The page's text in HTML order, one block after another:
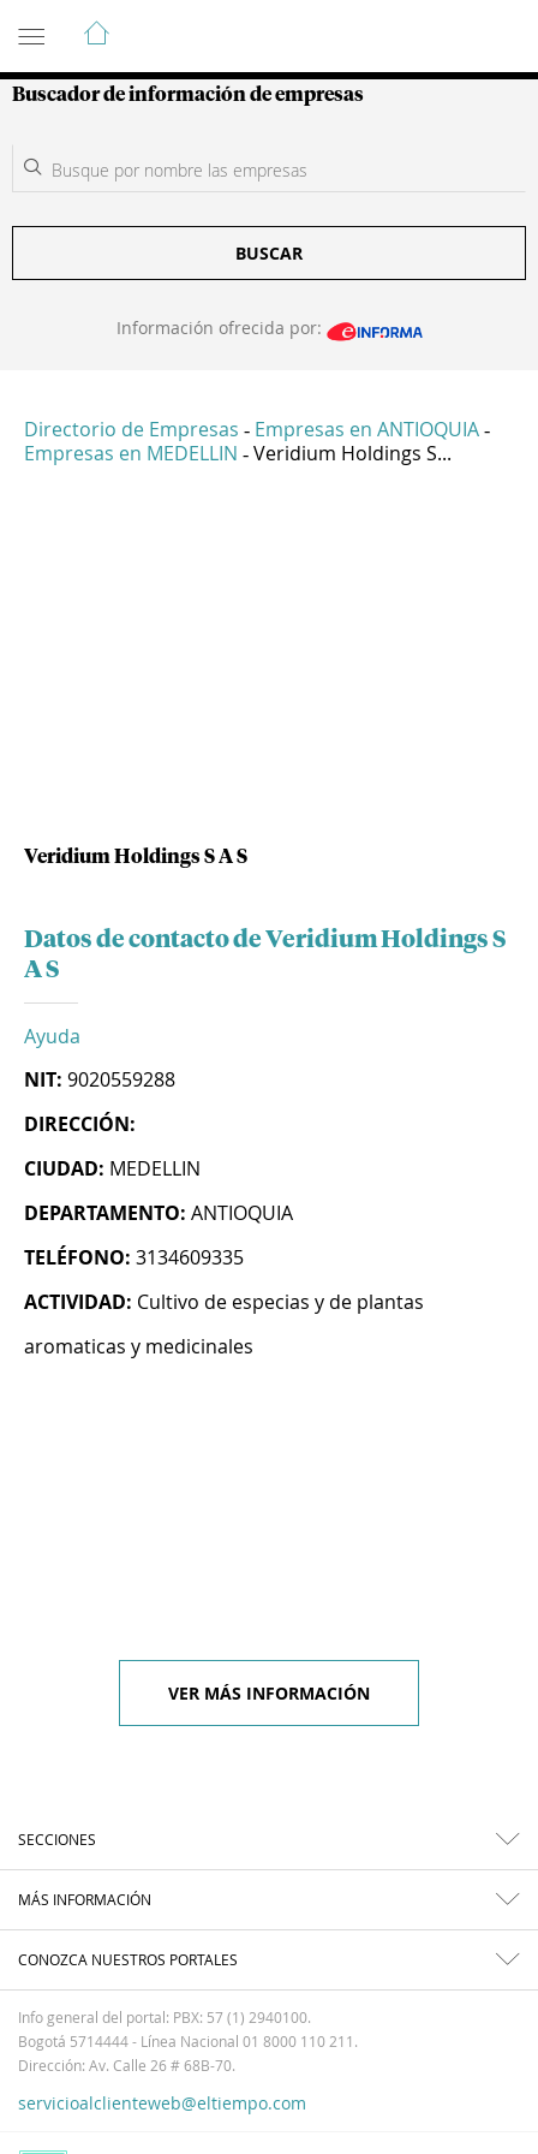
Guía de Empresas Colombianas
Buscador de información de empresas
BUSCAR
Información ofrecida por:
Directorio de Empresas - Empresas en ANTIOQUIA -
Empresas en MEDELLIN - Veridium Holdings S...
Veridium Holdings S A S
Datos de contacto de Veridium Holdings S
A S
Ayuda
NIT: 9020559288
DIRECCIÓN:
CIUDAD: MEDELLIN
DEPARTAMENTO: ANTIOQUIA
TELÉFONO: 3134609335
ACTIVIDAD: Cultivo de especias y de plantas
aromaticas y medicinales
VER MÁS INFORMACIÓN
SECCIONES
MÁS INFORMACIÓN
CONOZCA NUESTROS PORTALES
Info general del portal: PBX: 57 (1) 2940100.
Bogotá 5714444 - Línea Nacional 01 8000 110 211.
Dirección: Av. Calle 26 # 68B-70.
servicioalclienteweb@eltiempo.com